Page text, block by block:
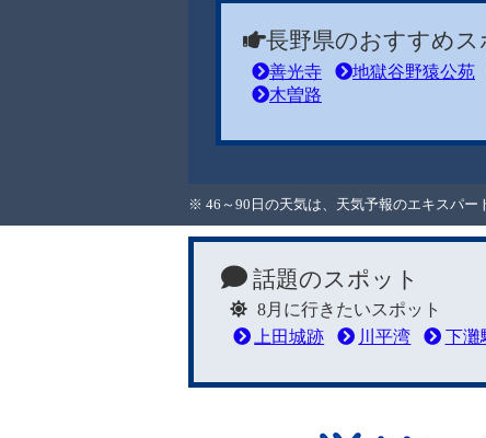
長野県のおすすめス
善光寺 地獄谷野猿公苑
木曽路
※ 46～90日の天気は、天気予報のエキスパー
話題のスポット
8月に行きたいスポット
上田城跡
川平湾 下灘